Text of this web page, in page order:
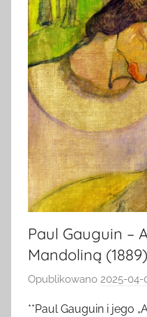
Paul Gauguin –
Mandoliną (1889)
Opublikowano 2025-04-
**Paul Gauguin i jego